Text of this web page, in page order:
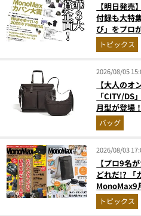
【明日発
付録も大特
び」をプロ
次を公開
トピックス
2026/08/05
【大人のオ
「CITY/DS
月型が登場
ンが傑作
バッグ
2026/08/03
【プロ9名
どれだ!? 「
MonoMax9
トピックス